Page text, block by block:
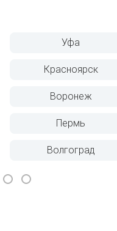
Краснодар
Саратов
Тюмень
Тольятти
Ижевск